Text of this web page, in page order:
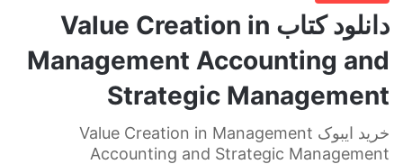
دانلود کتاب Value Creation in
Management Accounting and
Strategic Management
خرید ایبوک Value Creation in Management
Accounting and Strategic Management